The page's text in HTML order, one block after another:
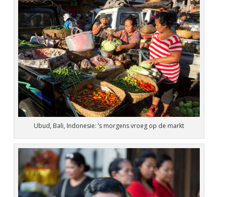
Ubud, Bali, Indonesie: ’s morgens vroeg op de markt